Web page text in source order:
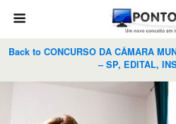
Back to CONCURSO DA CÂMARA
– SP, EDITAL,